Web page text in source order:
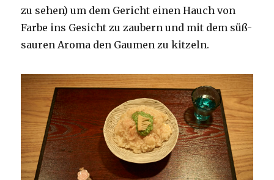
zu sehen) um dem Gericht einen Hauch von
Farbe ins Gesicht zu zaubern und mit dem süß-
sauren Aroma den Gaumen zu kitzeln.